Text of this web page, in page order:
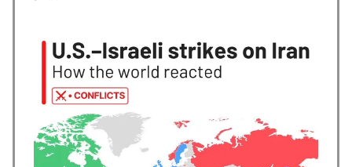
覧ください」→「これはすごいわ」「こういうのを見る
と日本人は何か適当に作る感じがしない・・・」「あれ
海外「さすが日本！」日本とドイツの仕事効率の差が分
かる数字に海外が大騒ぎ
海外「剣が二回斬り合っただけで折れるのはどういうこ